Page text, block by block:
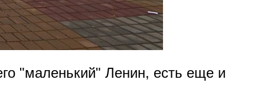
"маленький" Ленин, есть еще и